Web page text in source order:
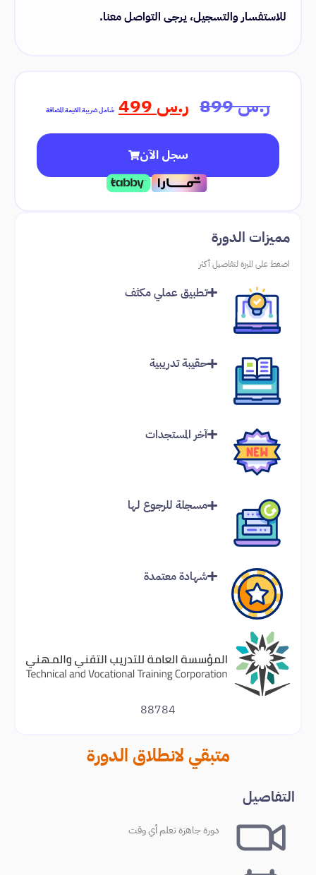
للاستفسار والتسجيل، يرجى التواصل معنا.
ر.س899 ر.س شامل ضريبة القيمة المضافة
سجل الآن
مميزات الدورة
اضغط على الميزة لتفاصيل أكثر
تطبيق عملي مكثف
حقيبة تدريبية
آخر المستجدات
مسجلة للرجوع لها
شهادة معتمدة
88784
متبقي لانطلاق الدورة
التفاصيل
دورة جاهزة تعلم أي وقت